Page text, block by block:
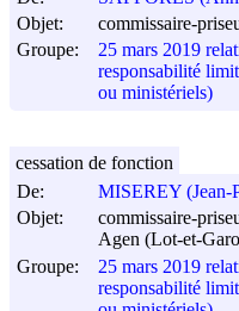
Objet:
commissaire-
Groupe:
25 mars 2019
responsabilité
ou ministériels)
De:
MISEREY (Jean-
Objet:
commissaire-
Agen (Lot-et-
Groupe:
25 mars 2019
responsabilité
cessation de fonction